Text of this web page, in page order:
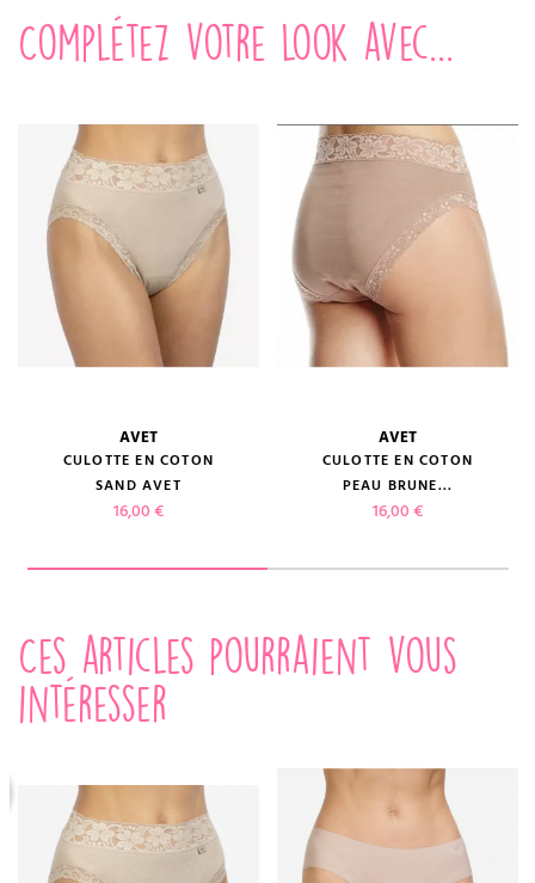
Complétez votre look avec...
AVET
CULOTTE EN COTON
SAND AVET
Prix
16,00 €
AVET
CULOTTE EN COTON
PEAU BRUNE...
Prix
16,00 €
Ces articles pourraient vous
intéresser